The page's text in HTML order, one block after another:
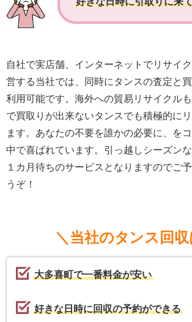
自社で実店舗、インターネットでリサイ
営する当社では、同時にタンスの査定と
利用可能です。海外への貿易リサイクル
で買取りが出来ないタンスでも積極的に
ます。あなたの不要を誰かの必要に、を
中で喜ばれています。引っ越しシーズン
１カ月待ちのサービスとなりますのでご
うぞ！
＼当社のタンス回収
大多喜町で一番料金が安い
好きな日時に回収の予約ができる